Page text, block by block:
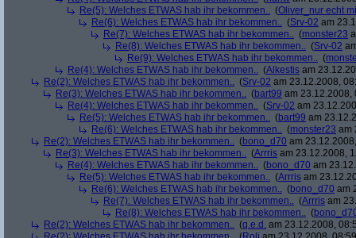
Re(5): Welches ETWAS hab ihr bekommen.. (Oliver_nur echt
Re(6): Welches ETWAS hab ihr bekommen.. (Srv-02 am
Re(7): Welches ETWAS hab ihr bekommen.. (monster23
Re(8): Welches ETWAS hab ihr bekommen.. (Srv-02
Re(9): Welches ETWAS hab ihr bekommen.. (
Re(4): Welches ETWAS hab ihr bekommen.. (Alkestis am
Re(2): Welches ETWAS hab ihr bekommen.. (Srv-02 am 23.12.2008,
Re(3): Welches ETWAS hab ihr bekommen.. (bart99 am 23.12.2008,
Re(4): Welches ETWAS hab ihr bekommen.. (Srv-02 am
Re(5): Welches ETWAS hab ihr bekommen.. (bart99 am
Re(6): Welches ETWAS hab ihr bekommen.. (monster23 am
Re(2): Welches ETWAS hab ihr bekommen.. (bono_d70 am
Re(3): Welches ETWAS hab ihr bekommen.. (Arrris am 23.12.2008,
Re(4): Welches ETWAS hab ihr bekommen.. (bono_d70 am
Re(5): Welches ETWAS hab ihr bekommen.. (Arrris am
Re(6): Welches ETWAS hab ihr bekommen.. (bono_d70 am
Re(7): Welches ETWAS hab ihr bekommen.. (Arrris am
Re(8): Welches ETWAS hab ihr bekommen.. (
Re(2): Welches ETWAS hab ihr bekommen.. (q.e.d. am 23.12.2008,